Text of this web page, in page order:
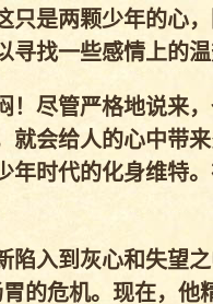
只是两颗少年的心
寻找一些感情上的
！尽管严格地说来
就会给人的心中带
年时代的化身维特
陷入到灰心和失望
胃的危机。现在，